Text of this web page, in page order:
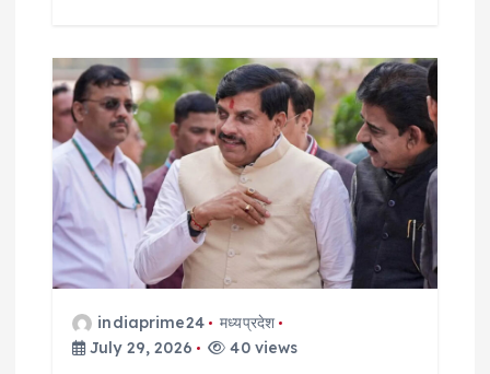
indiaprime24
मध्यप्रदेश
July 29, 2026
40 views